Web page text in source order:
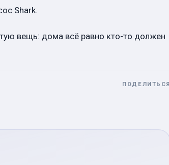
Shark.
вещь: дома всё равно кто-то должен
ПОДЕЛИТЬСЯ